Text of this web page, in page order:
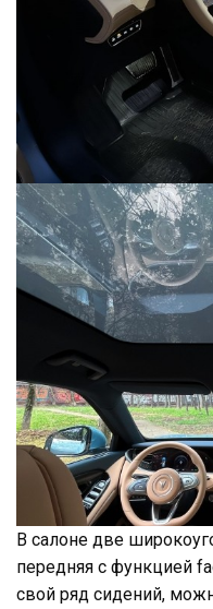
В салоне две
передняя с функцией
свой ряд сидений,